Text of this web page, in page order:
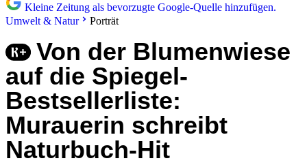
Kleine Zeitung als bevorzugte Google-Quelle hinzufügen.
Umwelt & Natur
Porträt
Von der Blumenwiese
auf die Spiegel-
Bestsellerliste:
Murauerin schreibt
Naturbuch-Hit